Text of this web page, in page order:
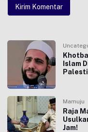
Islam
Mamuju
Raja
Jam!